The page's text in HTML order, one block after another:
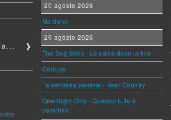
❯
20 agosto 2026
Maldoror
26 agosto 2026
The Dog Stars - Le stelle dopo la fine
Couture
La vendetta perfetta - Bear Country
One Night Only - Quando tutto è
possibile